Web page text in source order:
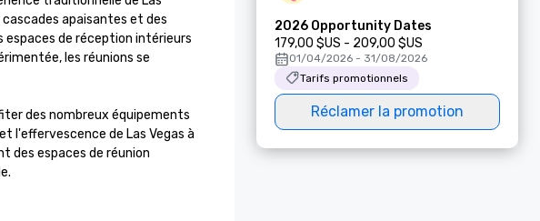
apaisantes et des
de réception intérieurs
les réunions se
des nombreux équipements
l'effervescence de Las Vegas à
des espaces de réunion
2026 Opportunity Dates
179,00 $US - 209,00 $US
01/04/2026 - 31/08/2026
Tarifs promotionnels
Réclamer la promotion